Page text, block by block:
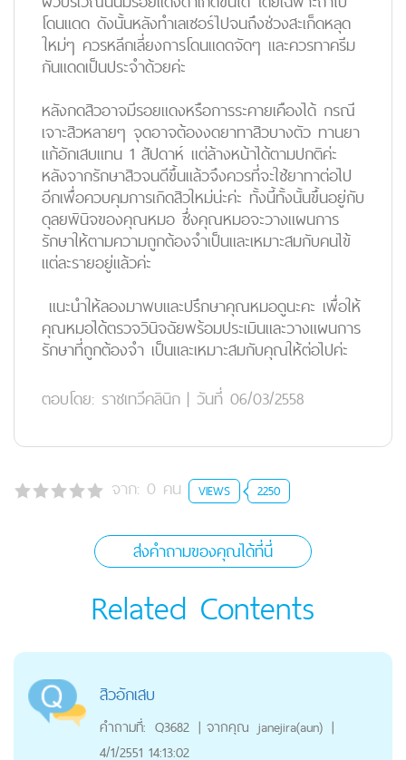
โดนแดด ดังนั้นหลังทำเลเซอร์ไปจนถึงช่วงสะเก็ดหลุด
ใหม่ๆ ควรหลีกเลี่ยงการโดนแดดจัดๆ และควรทาครีม
กันแดดเป็นประจำด้วยค่ะ
หลังกดสิวอาจมีรอยแดงหรือการระคายเคืองได้ กรณี
เจาะสิวหลายๆ จุดอาจต้องงดยาทาสิวบางตัว ทานยา
แก้อักเสบแทน 1 สัปดาห์ แต่ล้างหน้าได้ตามปกติค่ะ
หลังจากรักษาสิวจนดีขึ้นแล้วจึงควรที่จะใช้ยาทาต่อไป
อีกเพื่อควบคุมการเกิดสิวใหม่น่ะค่ะ ทั้งนี้ทั้งนั้นขึ้นอยู่กับ
ดุลยพินิจของคุณหมอ ซึ่งคุณหมอจะวางแผนการ
รักษาให้ตามความถูกต้องจำเป็นและเหมาะสมกับคนไข้
แต่ละรายอยู่แล้วค่ะ
แนะนำให้ลองมาพบและปรึกษาคุณหมอดูนะคะ เพื่อให้
คุณหมอได้ตรวจวินิจฉัยพร้อมประเมินและวางแผนการ
รักษาที่ถูกต้องจำ เป็นและเหมาะสมกับคุณให้ต่อไปค่ะ
ตอบโดย: ราชเทวีคลินิก | วันที่ 06/03/2558
จาก: 0 คน VIEWS 2250
ส่งคำถามของคุณได้ที่นี่
Related Contents
สิวอักเสบ
คำถามที่: Q3682 | จากคุณ janejira(aun) |
4/1/2551 14:13:02